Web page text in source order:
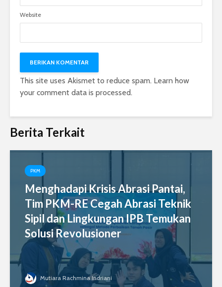
Website
This site uses Akismet to reduce spam. Learn how
your comment data is processed.
Berita Terkait
PKM
Menghadapi Krisis Abrasi Pantai,
Tim PKM-RE Cegah Abrasi Teknik
Sipil dan Lingkungan IPB Temukan
Solusi Revolusioner
Mutiara Rachmina Indriani